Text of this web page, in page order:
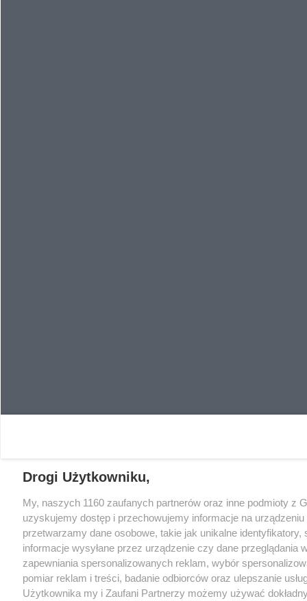
Drogi Użytkowniku,
My, naszych 1160 zaufanych partnerów oraz inne podmioty z
uzyskujemy dostęp i przechowujemy informacje na urządzeniu
przetwarzamy dane osobowe, takie jak unikalne identyfikatory,
informacje wysyłane przez urządzenie czy dane przeglądania
zapewniania spersonalizowanych reklam, wybór
pomiar reklam i treści, badanie odbiorców oraz ulepszanie
Użytkownika my i Zaufani Partnerzy możemy używać